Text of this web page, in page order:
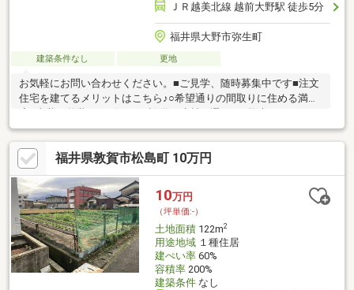
ＪＲ越美北線 越前大野駅 徒歩5分
福井県大野市弥生町
建築条件なし 更地
お気軽にお問い合わせください。■ご見学、随時募集中です■注文
住宅を建てるメリットはこちら♪○希望通りの間取りに住める満足
ムに備えやすい○総予算を施工会社に前もって伝えておけば、調
節は可能
福井県敦賀市松島町 10万円
10万円
（坪単価:-）
土地面積122m2
用途地域１種住居
建ぺい率60%
容積率200%
建築条件なし